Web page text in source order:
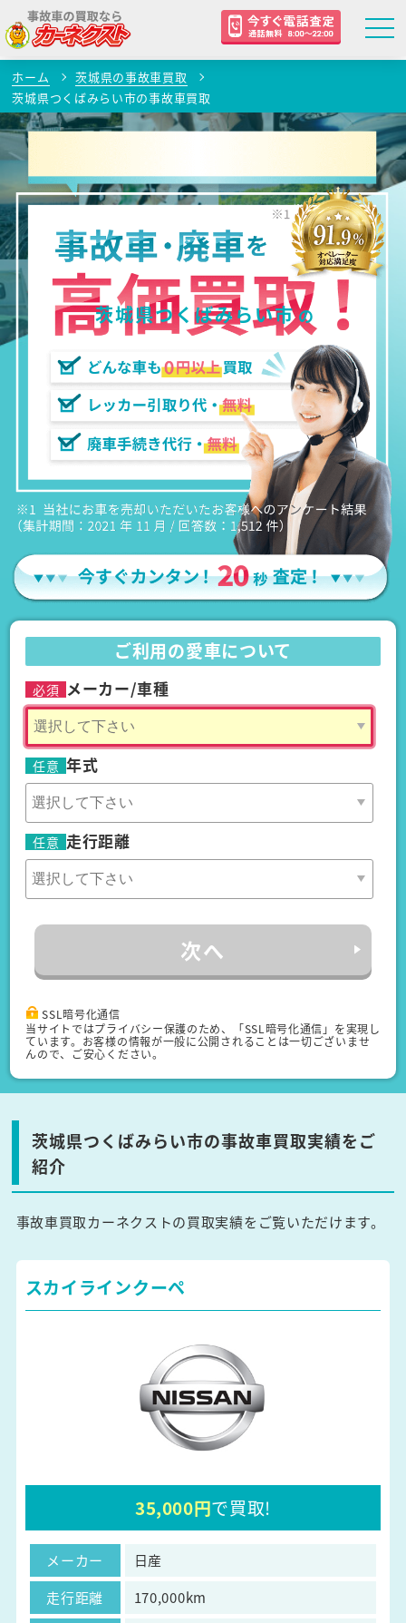
ホーム
茨城県の事故車買取
茨城県つくばみらい市の事故車買取
茨城県つくばみらい市の
ご利用の愛車について
必須 メーカー/車種
任意 年式
任意 走行距離
次へ
SSL暗号化通信
当サイトではプライバシー保護のため、「SSL暗号化通信」を実現し
ています。お客様の情報が一般に公開されることは一切ございませ
んので、ご安心ください。
茨城県つくばみらい市の事故車買取実績をご
紹介
事故車買取カーネクストの買取実績をご覧いただけます。
スカイラインクーペ
35,000円で買取!
メーカー
日産
走行距離
170,000km